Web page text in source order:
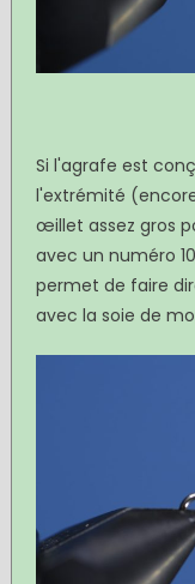
Si l'agrafe est
l'extrémité
œillet assez gros
avec un numéro
permet de faire
avec la soie de